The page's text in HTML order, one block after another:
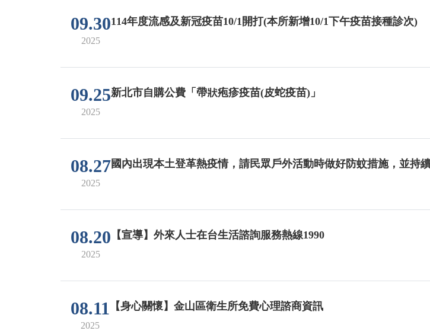
09.30
2025
114年度流感及新冠疫苗10/1開打(本所新增10/1下午疫苗接種診次)
09.25
2025
新北市自購公費「帶狀疱疹疫苗(皮蛇疫苗)」
08.27
2025
國內出現本土登革熱疫情，請民眾戶外活動時做好防蚊措施，並持
08.20
2025
【宣導】外來人士在台生活諮詢服務熱線1990
08.11
2025
【身心關懷】金山區衛生所免費心理諮商資訊